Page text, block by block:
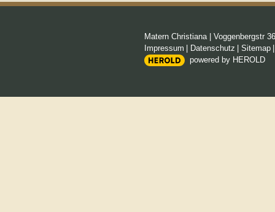
Matern Christiana| Voggenbergstr 36
Impressum
Datenschutz Sitemap
powered by HEROLD